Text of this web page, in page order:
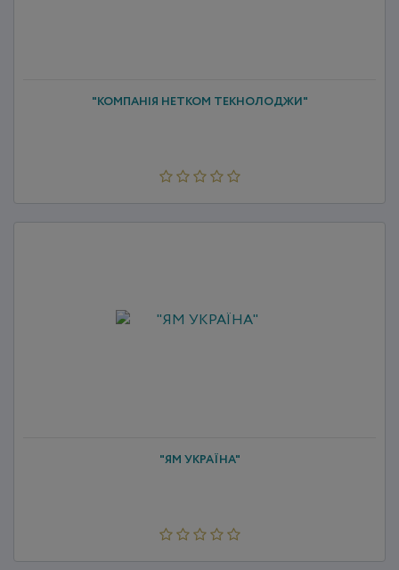
"КОМПАНІЯ НЕТКОМ ТЕКНОЛОДЖИ"
"ЯМ УКРАЇНА"